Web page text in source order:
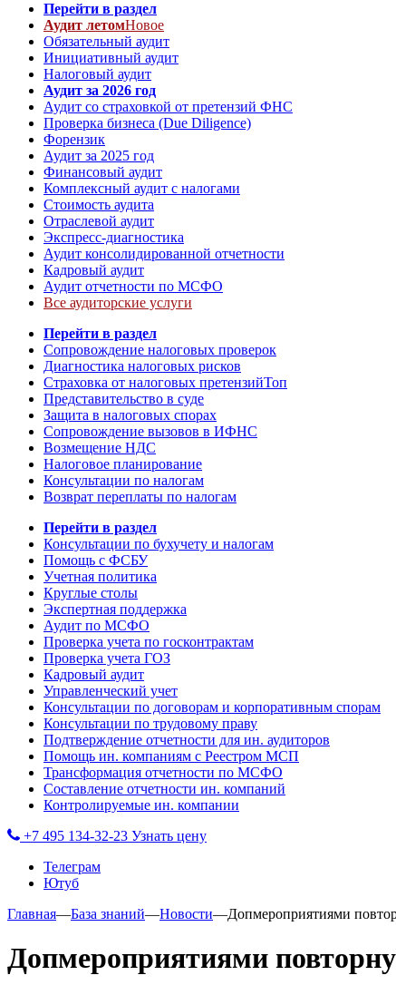
Перейти в раздел
Аудит летомНовое
Обязательный аудит
Инициативный аудит
Налоговый аудит
Аудит за 2026 год
Аудит со страховкой от претензий ФНС
Проверка бизнеса (Due Diligence)
Форензик
Аудит за 2025 год
Финансовый аудит
Комплексный аудит с налогами
Стоимость аудита
Отраслевой аудит
Экспресс-диагностика
Аудит консолидированной отчетности
Кадровый аудит
Аудит отчетности по МСФО
Все аудиторские услуги
Перейти в раздел
Сопровождение налоговых проверок
Диагностика налоговых рисков
Страховка от налоговых претензийТоп
Представительство в суде
Защита в налоговых спорах
Сопровождение вызовов в ИФНС
Возмещение НДС
Налоговое планирование
Консультации по налогам
Возврат переплаты по налогам
Перейти в раздел
Консультации по бухучету и налогам
Помощь с ФСБУ
Учетная политика
Круглые столы
Экспертная поддержка
Аудит по МСФО
Проверка учета по госконтрактам
Проверка учета ГОЗ
Кадровый аудит
Управленческий учет
Консультации по договорам и корпоративным спорам
Консультации по трудовому праву
Подтверждение отчетности для ин. аудиторов
Помощь ин. компаниям с Реестром МСП
Трансформация отчетности по МСФО
Составление отчетности ин. компаний
Контролируемые ин. компании
+7 495 134-32-23 Узнать цену
Телеграм
Ютуб
Главная—База знаний—Новости—Допмероприятиями
Допмероприятиями